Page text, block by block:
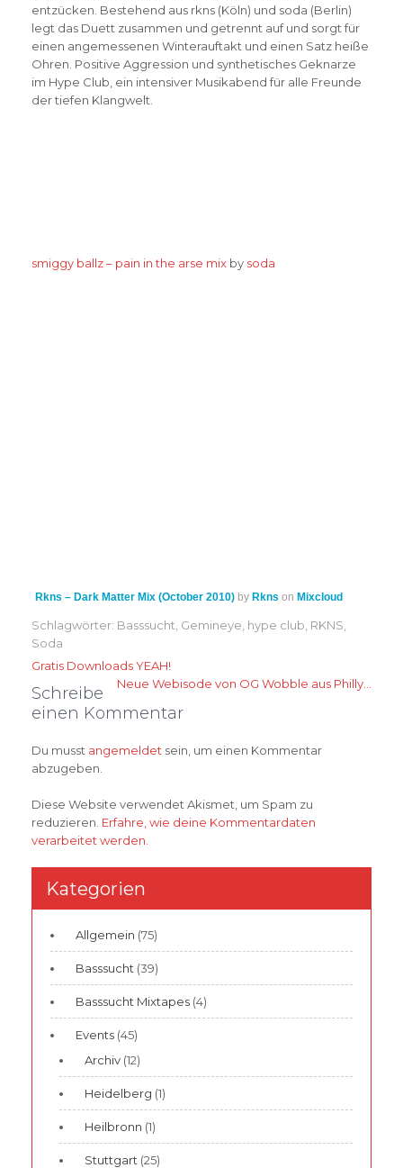
entzücken. Bestehend aus rkns (Köln) und soda (Berlin)
legt das Duett zusammen und getrennt auf und sorgt für
einen angemessenen Winterauftakt und einen Satz heiße
Ohren. Positive Aggression und synthetisches Geknarze
im Hype Club, ein intensiver Musikabend für alle Freunde
der tiefen Klangwelt.
smiggy ballz – pain in the arse mix by soda
Rkns – Dark Matter Mix (October 2010) by Rkns on Mixcloud
Schlagwörter: Basssucht Gemineye hype club RKNS
Soda
Beitragsnavigation
Gratis Downloads YEAH!
Neue Webisode von OG Wobble aus Philly…
Schreibe
einen Kommentar
Du musst angemeldet sein, um einen Kommentar
abzugeben.
Diese Website verwendet Akismet, um Spam zu
reduzieren. Erfahre, wie deine Kommentardaten
verarbeitet werden.
Kategorien
Allgemein (75)
Basssucht (39)
Basssucht Mixtapes (4)
Events (45)
Archiv (12)
Heidelberg (1)
Heilbronn (1)
Stuttgart (25)